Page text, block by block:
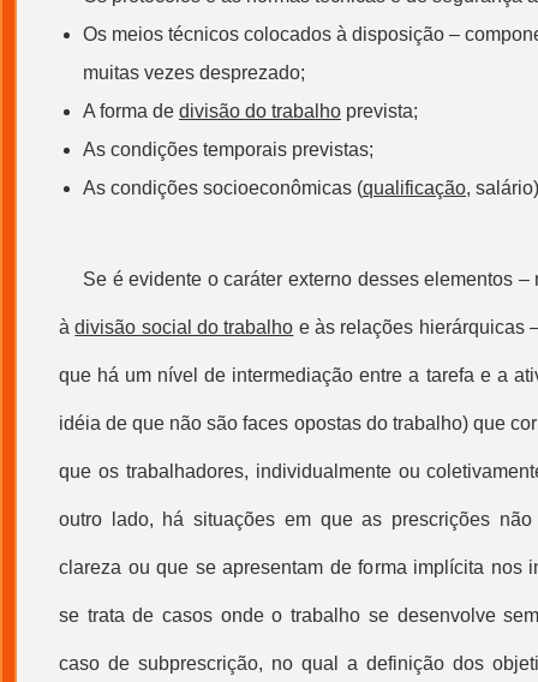
Os meios técnicos colocados à disposição –
muitas vezes desprezado;
A forma de divisão do trabalho prevista;
As condições temporais previstas;
As condições socioeconômicas (qualificação,
Se é evidente o caráter externo desses elementos
àdivisão social do trabalho e às relações hierárquicas
que há um nível de intermediação entre a tarefa e a
idéia de que não são faces opostas do trabalho) que
que os trabalhadores, individualmente ou
outro lado, há situações em que as prescrições
clareza ou que se apresentam de forma implícita nos
se trata de casos onde o trabalho se desenvolve
caso de subprescrição, no qual a definição dos